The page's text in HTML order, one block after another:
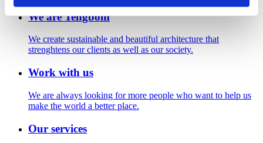
We are Tengbom
We create sustainable and beautiful architecture that
strenghtens our clients as well as our society.
Work with us
We are always looking for more people who want to help us
make the world a better place.
Our services